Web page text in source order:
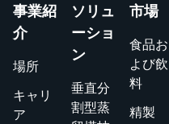
事業紹
介
場所
キャリ
ア
ソリュ
ーショ
ン
垂直分
割型蒸
市場
食品お
よび飲
料
精製